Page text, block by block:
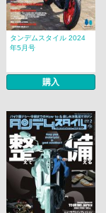
タンデムスタイル 2024
年5月号
購入